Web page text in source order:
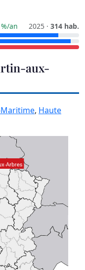
an 2025 · 314 hab.
aux-
Maritime, Haute